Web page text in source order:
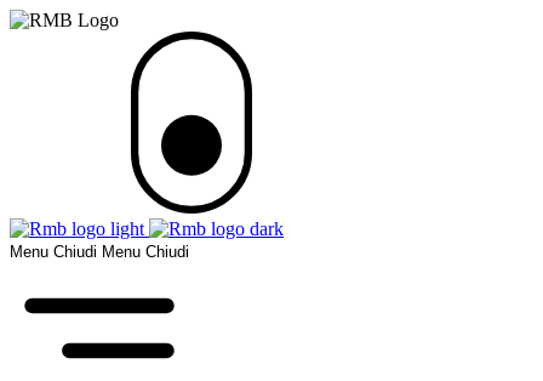
Menu Chiudi Menu Chiudi